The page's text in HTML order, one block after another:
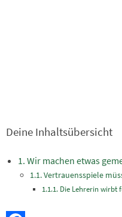
Deine Inhaltsübersicht
Wir machen etwas
Vertrauensspiele
Die Lehrerin wirbt